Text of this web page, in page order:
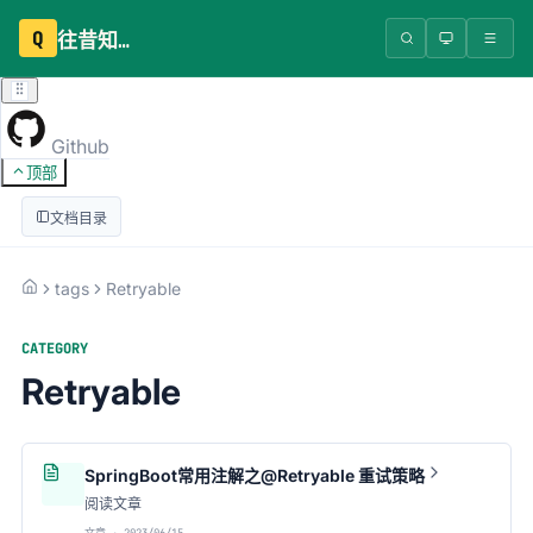
Q 往昔知识库
Github
顶部
文档目录
tags Retryable
CATEGORY
Retryable
SpringBoot常用注解之@Retryable 重试策略
阅读文章